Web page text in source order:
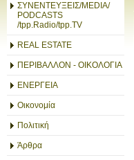
ΣΥΝΕΝΤΕΥΞΕΙΣ/MEDIA/
PODCASTS
/tpp.Radio/tpp.TV
REAL ESTATE
ΠΕΡΙΒΑΛΛΟΝ - ΟΙΚΟΛΟΓΙΑ
ΕΝΕΡΓΕΙΑ
Οικονομία
Πολιτική
Άρθρα